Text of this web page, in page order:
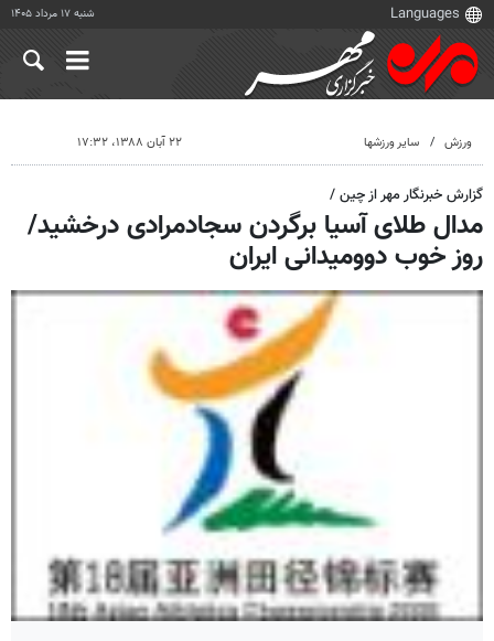
شنبه ۱۷ مرداد ۱۴۰۵
ورزش سایر ورزشها ۲۲ آبان ۱۳۸۸، ۱۷:۳۲
گزارش خبرنگار مهر از چین /
مدال طلای آسیا برگردن سجادمرادی درخشید/
روز خوب دوومیدانی ایران